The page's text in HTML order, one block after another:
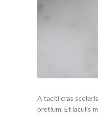
A taciti cras
pretium. Et iaculis